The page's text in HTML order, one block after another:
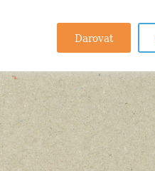
Darovat